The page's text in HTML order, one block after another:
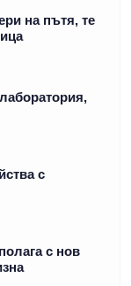
на пътя, те
с
с нов